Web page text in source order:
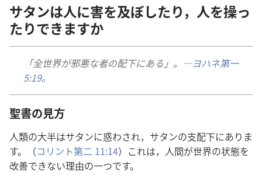
サタン​は​人​に​害​を​及ぼし​たり，人​を​操っ​
たり​でき​ます​か
「全​世界​が​邪悪​な​者​の​配下​に​ある」。―ヨハネ​第​一
5:19。
聖書​の​見方
人類​の​大半​は​サタン​に​惑わさ​れ，サタン​の​支配​下​に​あり​ま
す。（コリント​第​二 11:14）これ​は，人間​が​世界​の​状態​を​
改善​でき​ない​理由​の​一つ​です。